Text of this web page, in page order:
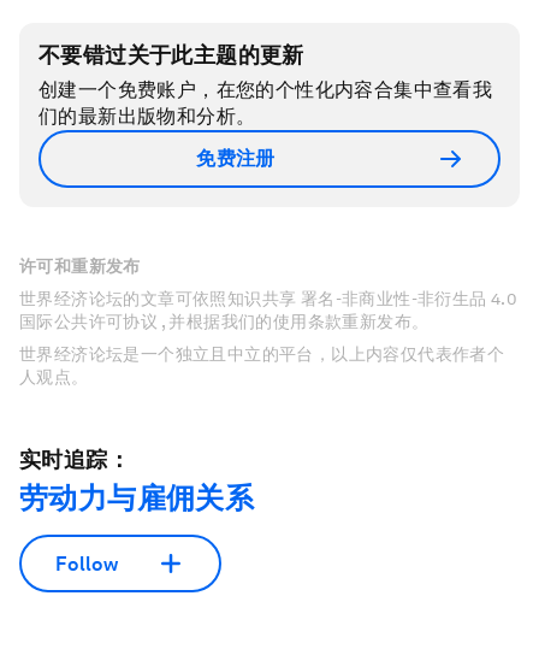
不要错过关于此主题的更新
创建一个免费账户，在您的个性化内容合集中查看我
们的最新出版物和分析。
免费注册
许可和重新发布
世界经济论坛的文章可依照知识共享 署名-非商业性-非衍生品 4.0
国际公共许可协议 , 并根据我们的使用条款重新发布。
世界经济论坛是一个独立且中立的平台，以上内容仅代表作者个
人观点。
实时追踪：
劳动力与雇佣关系
Follow